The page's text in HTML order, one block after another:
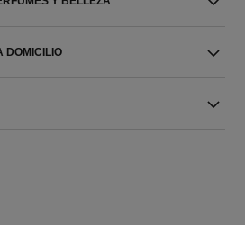
DOMICILIO